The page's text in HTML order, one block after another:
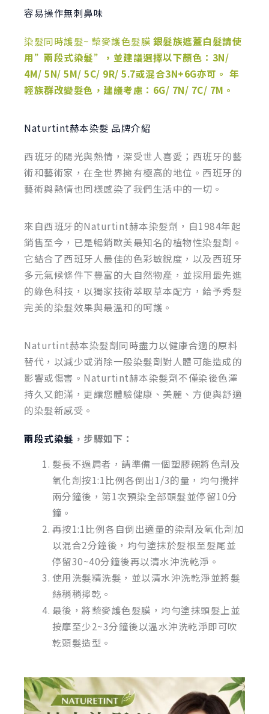
容易操作無刺鼻味
染髮同時護髮~ 蔾麥護色髮膜 銀髮族遮蓋白髮請使
用”兩段式染髮”，並建議選擇以下顏色：3N/
4M/ 5N/ 5M/ 5C/ 9R/ 5.7或混合3N+6G亦可。 年
輕族群改變髮色，建議考慮：6G/ 7N/ 7C/ 7M。
Naturtint赫本染髮 品牌介紹
西班牙的陽光與熱情，深受世人喜愛；西班牙的藝
術和藝術家，在全世界擁有極高的地位。西班牙的
藝術與熱情也同樣感染了我們生活中的一切。
來自西班牙的Naturtint赫本染髮劑，自1984年起
銷售至今，已是暢銷歐美最知名的植物性染髮劑。
它結合了西班牙人最佳的色彩敏銳度，以及西班牙
多元氣候條件下豐富的大自然物產，並採用最先進
的綠色科技，以獨家技術萃取草本配方，給予秀髮
完美的染髮效果與最溫和的呵護。
Naturtint赫本染髮劑同時盡力以健康合適的原料
替代，以減少或消除一般染髮劑對人體可能造成的
影響或傷害。Naturtint赫本染髮劑不僅染後色澤
持久又飽滿，更讓您體驗健康、美麗、方便與舒適
的染髮新感受。
兩段式染髮 ，步驟如下：
髮長不過肩者，請準備一個塑膠碗將色劑及
氧化劑按1:1比例各倒出1/3的量，均勻攪拌
兩分鐘後，第1次預染全部頭髮並停留10分
鐘。
再按1:1比例各自倒出適量的染劑及氧化劑加
以混合2分鐘後，均勻塗抹於髮根至髮尾並
停留30~40分鐘後再以清水沖洗乾淨。
使用洗髮精洗髮，並以清水沖洗乾淨並將髮
絲稍稍擰乾。
最後，將蔾麥護色髮膜，均勻塗抹頭髮上並
按摩至少2~3分鐘後以溫水沖洗乾淨即可吹
乾頭髮造型。